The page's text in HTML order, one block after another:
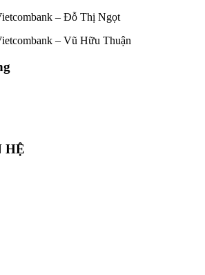
– Đỗ Thị Ngọt
– Vũ Hữu Thuận
HỆ